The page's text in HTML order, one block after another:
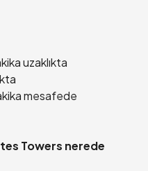
uzaklıkta
mesafede
Towers nerede